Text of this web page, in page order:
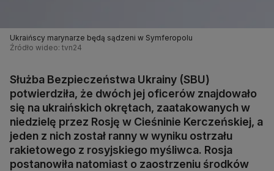
Ukraińscy marynarze będą sądzeni w Symferopolu
Źródło wideo: tvn24
Służba Bezpieczeństwa Ukrainy (SBU)
potwierdziła, że dwóch jej oficerów znajdowało
się na ukraińskich okrętach, zaatakowanych w
niedzielę przez Rosję w Cieśninie Kerczeńskiej, a
jeden z nich został ranny w wyniku ostrzału
rakietowego z rosyjskiego myśliwca. Rosja
postanowiła natomiast o zaostrzeniu środków